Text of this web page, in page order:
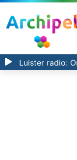
Luister radio: